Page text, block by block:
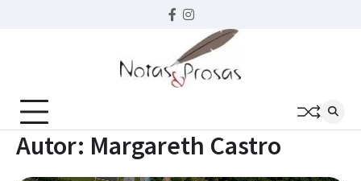
Facebook
instagram
Autor: Margareth Castro